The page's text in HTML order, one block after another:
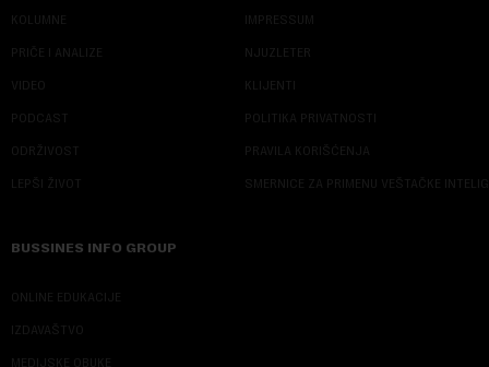
KOLUMNE
PRIČE I ANALIZE
VIDEO
PODCAST
ODRŽIVOST
LEPŠI ŽIVOT
IMPRESSUM
NJUZLETER
KLIJENTI
POLITIKA PRIVATNOSTI
PRAVILA KORIŠĆENJA
SMERNICE ZA PRIMENU VEŠTAČKE
BUSSINES INFO GROUP
ONLINE EDUKACIJE
IZDAVAŠTVO
MEDIJSKE OBUKE